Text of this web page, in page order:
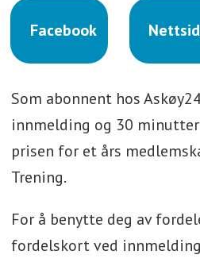
Facebook
Som abonnent hos
innmelding og 30
prisen for et års
Trening.
For å benytte deg av
fordelskort ved